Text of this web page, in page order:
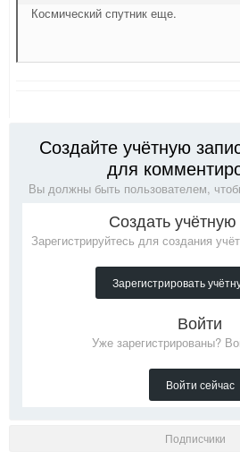
Космический спутник еще.
Создайте учётную
для
Вы должны быть пользователем,
Создать учётную
Зарегистрируйтесь для создания
Зарегистрировать
Войти
Уже зарегистрированы?
Войти сейчас
Подписчики